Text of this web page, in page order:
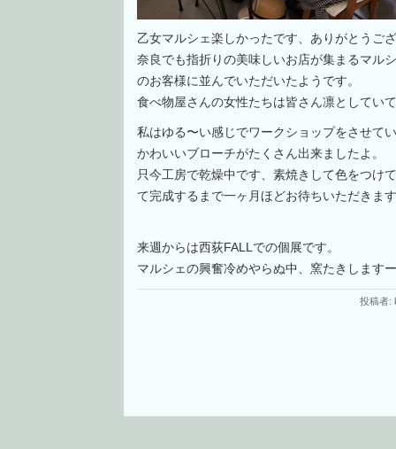
乙女マルシェ楽しかったです、ありがとうご
奈良でも指折りの美味しいお店が集まるマル
のお客様に並んでいただいたようです。
食べ物屋さんの女性たちは皆さん凛としてい
私はゆる〜い感じでワークショップをさせて
かわいいブローチがたくさん出来ましたよ。
只今工房で乾燥中です、素焼きして色をつけ
て完成するまで一ヶ月ほどお待ちいただきま
来週からは西荻FALLでの個展です。
マルシェの興奮冷めやらぬ中、窯たきします
投稿者: